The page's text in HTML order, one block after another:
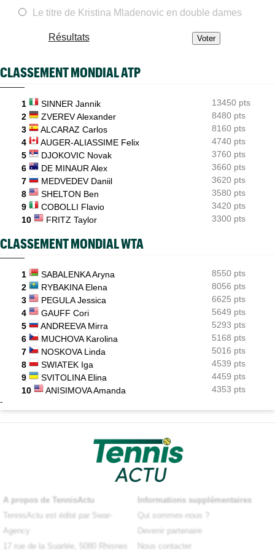
Carnet Rose
Caroline Garcia est devenue la maman d’un petit Pablo...
ATP - Cincinnati
Comme Carlos Alcaraz, Holger Rune n'ira pas à Cincinnati
Daniil Medvedev après son échec : "Il n’y a pas d’explication"
Elsa Jacquemot va éviter les périlleuses qualifications à New
York
08/08
Next Gen ATP Finals
Comment Moïse Kouame peut faire mieux que Sinner et Alcaraz
?
Le titre de Kristina Mladenovic en double dames
Résultats
CLASSEMENT MONDIAL ATP
1 SINNER Jannik
13450 pts
2
ZVEREV Alexander
8480 pts
3
ALCARAZ Carlos
8160 pts
4
AUGER-ALIASSIME Felix
4740 pts
5
DJOKOVIC Novak
3760 pts
6
DE MINAUR Alex
3660 pts
7
MEDVEDEV Daniil
3620 pts
8
SHELTON Ben
3580 pts
9
COBOLLI Flavio
3420 pts
10
FRITZ Taylor 3300 pts
CLASSEMENT MONDIAL WTA
1 SABALENKA Aryna
8550 pts
2
RYBAKINA Elena
8056 pts
3
PEGULA Jessica
6625 pts
4
GAUFF Cori
5649 pts
5
ANDREEVA Mirra
5293 pts
6
MUCHOVA Karolina
5168 pts
7
NOSKOVA Linda
5016 pts
8
SWIATEK Iga
4539 pts
9
SVITOLINA Elina
4459 pts
10
ANISIMOVA Amanda 4353 pts
-
A propos de TennisActu
TennisActu est édité par Swar-
Agency
17 rue de la Suarlée, 5080 Rhisnes
Informations supplémentaires
Qui sommes-nous ?
Devenir partenaire
Nous contacter